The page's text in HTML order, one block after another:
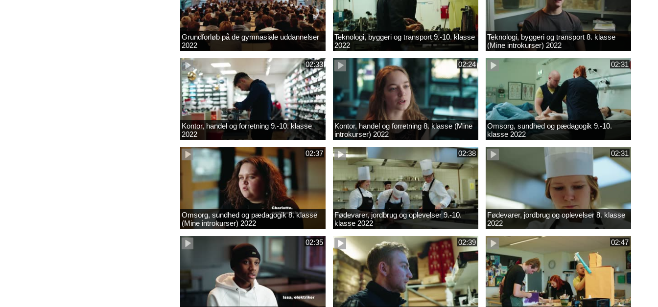
Grundforløb på de gymnasiale uddannelser
2022
Teknologi, byggeri og transport 9.-10. klasse
2022
Teknologi, byggeri og transport 8. klasse
(Mine introkurser) 2022
02:33
Kontor, handel og forretning 9.-10. klasse
2022
02:24
Kontor, handel og forretning 8. klasse (Mine
introkurser) 2022
02:31
Omsorg, sundhed og pædagogik 9.-10.
klasse 2022
02:37
Omsorg, sundhed og pædagogik 8. klasse
(Mine introkurser) 2022
02:38
Fødevarer, jordbrug og oplevelser 9.-10.
klasse 2022
02:31
Fødevarer, jordbrug og oplevelser 8. klasse
2022
02:35 02:39 02:47